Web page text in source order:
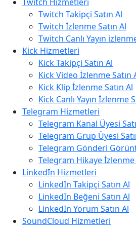
Twitch Takipçi Satın Al
Twitch İzlenme Satın Al
Twitch Canlı Yayın
Kick Hizmetleri
Kick Takipçi Satın Al
Kick Video İzlenme Satın
Kick Klip İzlenme Satın Al
Kick Canlı Yayın İzlenme
Telegram Hizmetleri
Telegram Kanal Üyesi
Telegram Grup Üyesi
Telegram Gönderi
Telegram Hikaye İzlenme
LinkedIn Hizmetleri
LinkedIn Takipçi Satın Al
LinkedIn Beğeni Satın Al
LinkedIn Yorum Satın Al
SoundCloud Hizmetleri